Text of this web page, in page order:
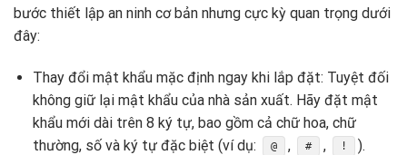
bước thiết lập an ninh cơ bản nhưng cực kỳ quan trọng dưới
đây:
Thay đổi mật khẩu mặc định ngay khi lắp đặt: Tuyệt đối
không giữ lại mật khẩu của nhà sản xuất. Hãy đặt mật
khẩu mới dài trên 8 ký tự, bao gồm cả chữ hoa, chữ
thường, số và ký tự đặc biệt (ví dụ:
@ , # , ! ).